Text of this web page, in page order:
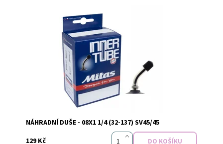
Vyprodáno
NÁHRADNÍ DUŠE - 08X1 1/4 (32-137) SV45/45
129 Kč